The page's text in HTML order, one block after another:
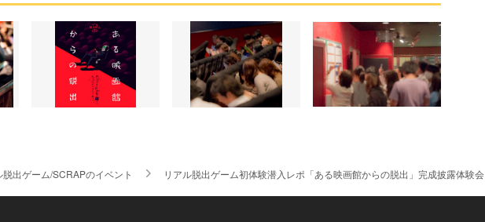
脱出ゲーム/SCRAPのイベント リアル脱出ゲーム初体験潜入レポ「ある映画館からの脱出」完成披露体験会